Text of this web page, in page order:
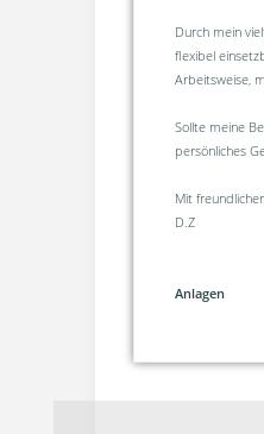
Durch mein
flexibel
Arbeitsweise,
Sollte meine
persönliches
Mit
D.Z
Anlagen